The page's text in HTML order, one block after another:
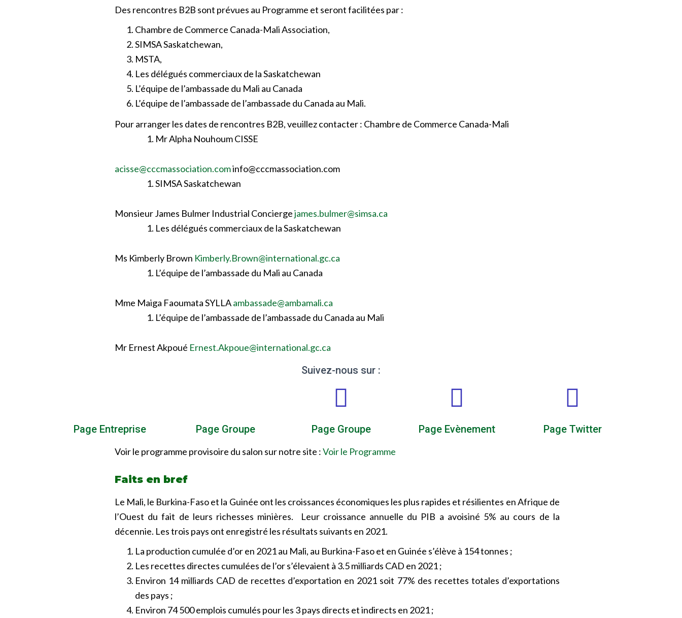
Des rencontres B2B sont prévues au Programme et seront facilitées par :
Chambre de Commerce Canada-Mali Association,
SIMSA Saskatchewan,
MSTA,
Les délégués commerciaux de la Saskatchewan
L’équipe de l’ambassade du Mali au Canada
L’équipe de l’ambassade de l’ambassade du Canada au Mali.
Pour arranger les dates de rencontres B2B, veuillez contacter : Chambre de Commerce Canada-Mali
Mr Alpha Nouhoum CISSE
acisse@cccmassociation.cominfo@cccmassociation.com
SIMSA Saskatchewan
Monsieur James Bulmer Industrial Conciergejames.bulmer@simsa.ca
Les délégués commerciaux de la Saskatchewan
Ms Kimberly Brown Kimberly.Brown@international.gc.ca
L’équipe de l’ambassade du Mali au Canada
Mme Maiga Faoumata SYLLAambassade@ambamali.ca
L’équipe de l’ambassade de l’ambassade du Canada au Mali
Mr Ernest Akpoué Ernest.Akpoue@international.gc.ca
Suivez-nous sur :
Page Entreprise Page Groupe Page Groupe Page Evènement Page Twitter
Voir le programme provisoire du salon sur notre site :Voir le Programme
Faits en bref
Le Mali, le Burkina-Faso et la Guinée ont les croissances économiques les plus rapides et résilientes en Afrique de
l’Ouest du fait de leurs richesses minières. Leur croissance annuelle du PIB a avoisiné 5% au cours de la
décennie. Les trois pays ont enregistré les résultats suivants en 2021.
La production cumulée d’or en 2021 au Mali, au Burkina-Faso et en Guinée s’élève à 154 tonnes ;
Les recettes directes cumulées de l’or s’élevaient à 3.5 milliards CAD en 2021 ;
Environ 14 milliards CAD de recettes d’exportation en 2021 soit 77% des recettes totales d’exportations
des pays ;
Environ 74 500 emplois cumulés pour les 3 pays directs et indirects en 2021 ;